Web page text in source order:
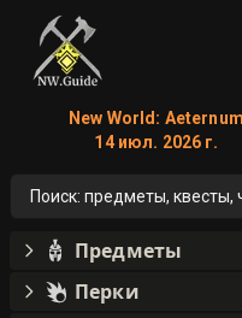
New World: Aeternum
14 июл. 2026 г.
Поиск: предметы, квесты,
Предметы
Перки